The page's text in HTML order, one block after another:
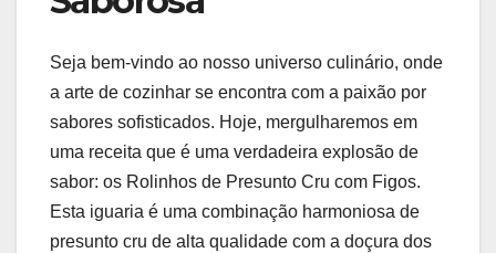
Seja bem-vindo ao nosso universo culinário, onde
a arte de cozinhar se encontra com a paixão por
sabores sofisticados. Hoje, mergulharemos em
uma receita que é uma verdadeira explosão de
sabor: os Rolinhos de Presunto Cru com Figos.
Esta iguaria é uma combinação harmoniosa de
presunto cru de alta qualidade com a doçura dos